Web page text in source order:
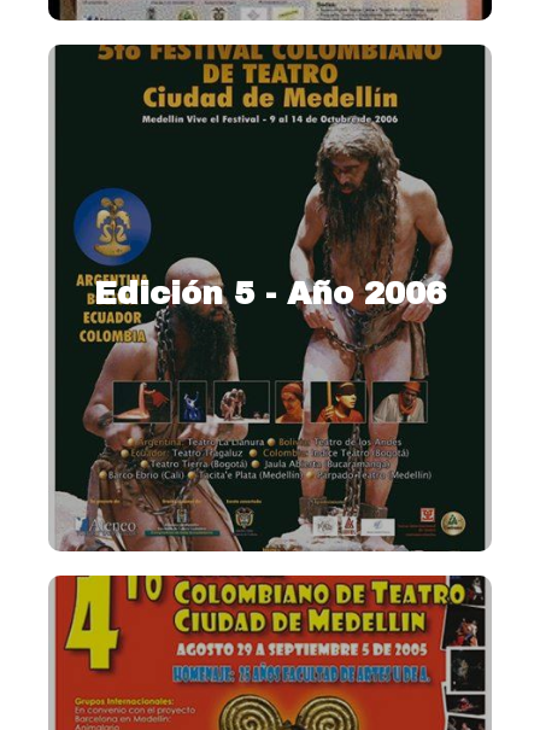
Edición 5 - Año 2006
2006 – Medellín vive el
Festival
Ver más